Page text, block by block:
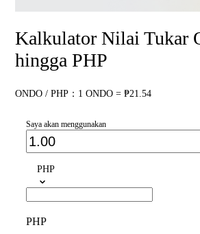
Kalkulator Nilai Tukar
hingga PHP
ONDO / PHP：1 ONDO = ₱21.54
Saya akan menggunakan
PHP
PHP